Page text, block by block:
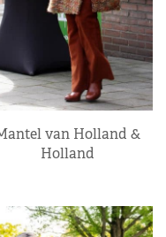
van Holland &
Holland